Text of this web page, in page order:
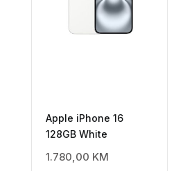
Apple iPhone 16
128GB White
1.780,00 KM